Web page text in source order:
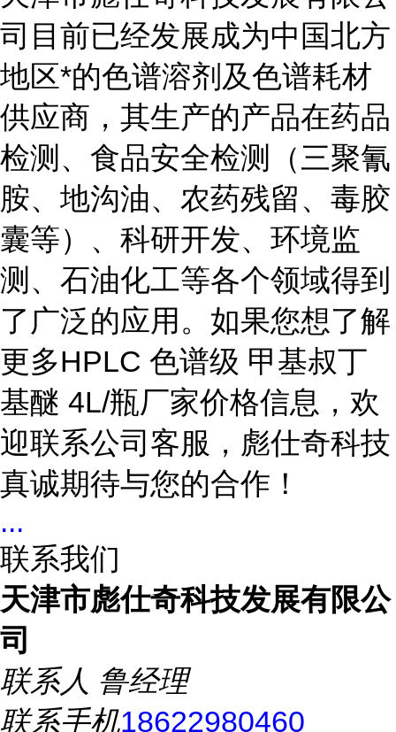
司目前已经发展成为中国北方
地区*的色谱溶剂及色谱耗材
供应商，其生产的产品在药品
检测、食品安全检测（三聚氰
胺、地沟油、农药残留、毒胶
囊等）、科研开发、环境监
测、石油化工等各个领域得到
了广泛的应用。如果您想了解
更多HPLC 色谱级 甲基叔丁
基醚 4L/瓶厂家价格信息，欢
迎联系公司客服，彪仕奇科技
真诚期待与您的合作！
...
联系我们
天津市彪仕奇科技发展有限公
司
联系人 鲁经理
联系手机18622980460